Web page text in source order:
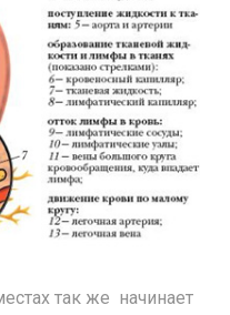
так же начинает